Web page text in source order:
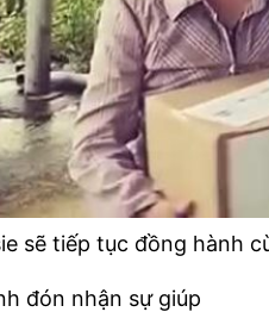
sẽ tiếp tục đồng hành
đón nhận sự giúp